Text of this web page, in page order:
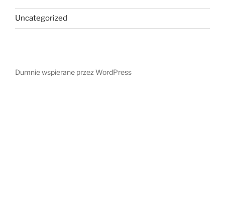
Uncategorized
Dumnie wspierane przez WordPress